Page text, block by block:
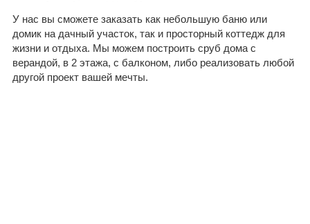
У нас вы сможете заказать как небольшую баню или
домик на дачный участок, так и просторный коттедж для
жизни и отдыха. Мы можем построить сруб дома с
верандой, в 2 этажа, с балконом, либо реализовать любой
другой проект вашей мечты.